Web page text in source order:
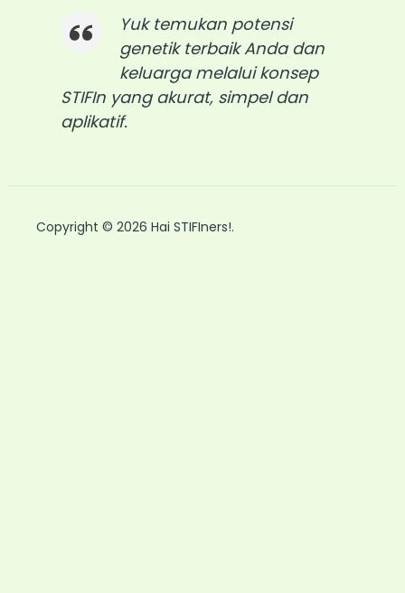
Yuk temukan potensi
genetik terbaik Anda dan
keluarga melalui konsep
STIFIn yang akurat, simpel dan
aplikatif.
Copyright © 2026 Hai STIFIners!.